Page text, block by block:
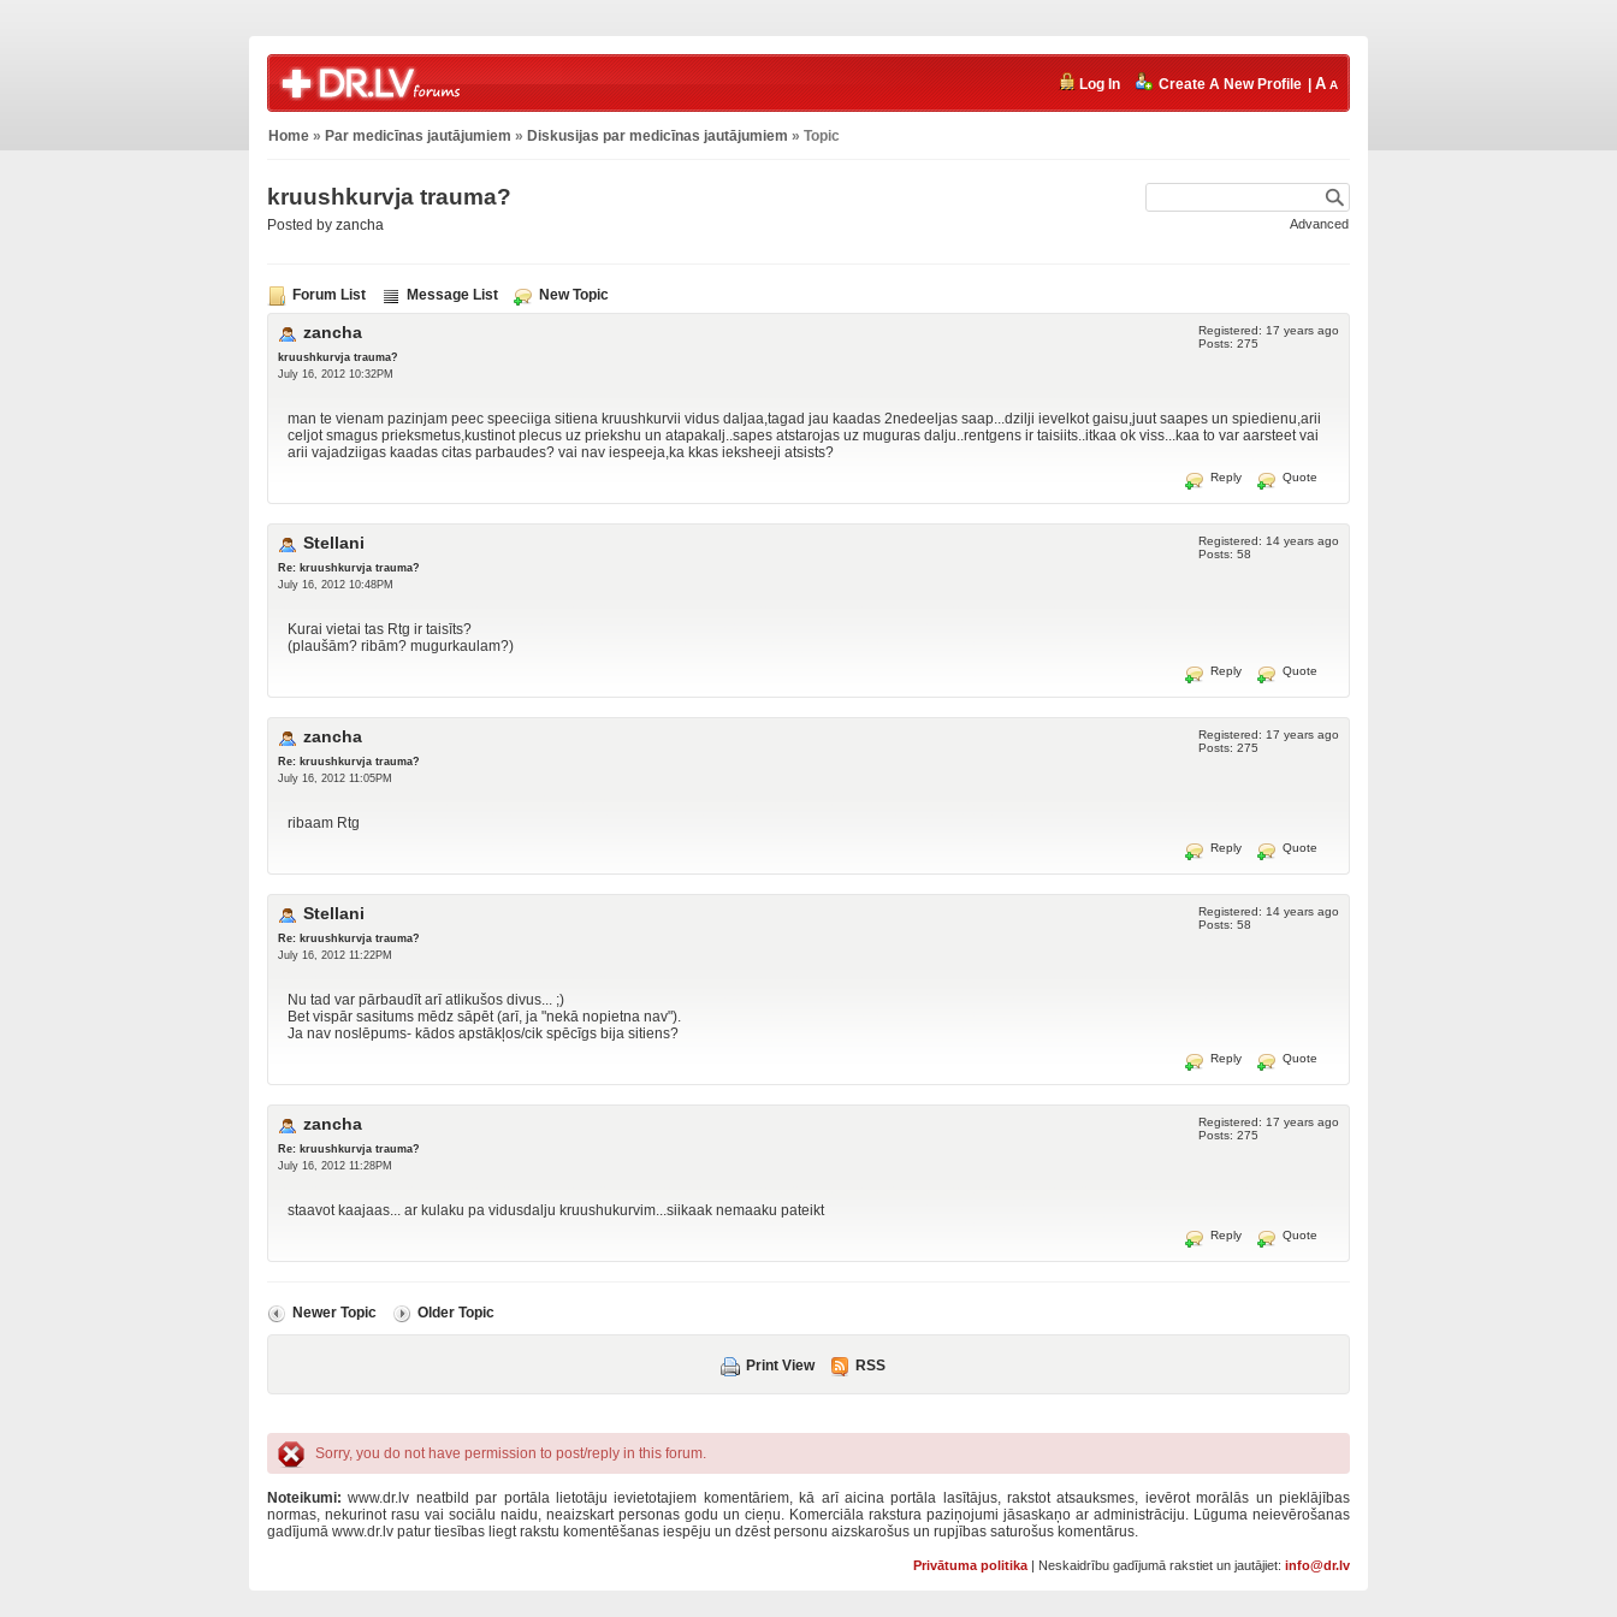
Log In Create A New Profile |
Home » Par medicīnas jautājumiem » Diskusijas par medicīnas jautājumiem » Topic
kruushkurvja trauma?
Posted by zancha Advanced
Forum List Message List New Topic
zancha
kruushkurvja trauma?
July 16, 2012 10:32PM
Registered: 17 years ago
Posts: 275
man te vienam pazinjam peec speeciiga sitiena kruushkurvii vidus daljaa,tagad jau kaadas 2nedeeljas saap...dzilji ievelkot gaisu,juut saapes un spiedienu,arii
celjot smagus prieksmetus,kustinot plecus uz priekshu un atapakalj..sapes atstarojas uz muguras dalju..rentgens ir taisiits..itkaa ok viss...kaa to var aarsteet vai
arii vajadziigas kaadas citas parbaudes? vai nav iespeeja,ka kkas ieksheeji atsists?
Reply Quote
Stellani
Re: kruushkurvja trauma?
July 16, 2012 10:48PM
Registered: 14 years ago
Posts: 58
Kurai vietai tas Rtg ir taisīts?
(plaušām? ribām? mugurkaulam?)
Reply Quote
zancha
Re: kruushkurvja trauma?
July 16, 2012 11:05PM
Registered: 17 years ago
Posts: 275
ribaam Rtg
Reply Quote
Stellani
Re: kruushkurvja trauma?
July 16, 2012 11:22PM
Registered: 14 years ago
Posts: 58
Nu tad var pārbaudīt arī atlikušos divus... ;)
Bet vispār sasitums mēdz sāpēt (arī, ja "nekā nopietna nav").
Ja nav noslēpums- kādos apstākļos/cik spēcīgs bija sitiens?
Reply Quote
zancha
Re: kruushkurvja trauma?
July 16, 2012 11:28PM
Registered: 17 years ago
Posts: 275
staavot kaajaas... ar kulaku pa vidusdalju kruushukurvim...siikaak nemaaku pateikt
Reply Quote
Newer Topic Older Topic
Print View RSS
Sorry, you do not have permission to post/reply in this forum.
Noteikumi:www.dr.lv neatbild par portāla lietotāju ievietotajiem komentāriem, kā arī aicina portāla lasītājus, rakstot atsauksmes, ievērot morālās un pieklājības
normas, nekurinot rasu vai sociālu naidu, neaizskart personas godu un cieņu. Komerciāla rakstura paziņojumi jāsaskaņo ar administrāciju. Lūguma neievērošanas
gadījumā www.dr.lv patur tiesības liegt rakstu komentēšanas iespēju un dzēst personu aizskarošus un rupjības saturošus komentārus.
Privātuma politika | Neskaidrību gadījumā rakstiet un jautājiet: info@dr.lv